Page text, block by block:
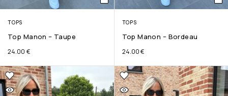
TOPS
Top Manon – Taupe
24.00 €
TOPS
Top Manon – Bordeau
24.00€